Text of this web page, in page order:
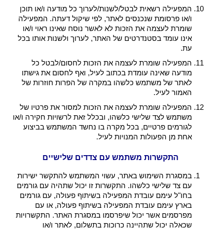
המפעילה רשאית לבטל/לשנות/לערוך כל מודעה ו/או תוכן
ו/או פרסומת שנכנסים לאתר, לפי שיקול דעתה. המפעילה
שומרת לעצמה את הזכות לא לאשר נוסח שאינו ראוי ו/או
אינו עומד בסטנדרטים של האתר, לערוך ולשנות אותו בכל
עת.
המפעילה שומרת לעצמה את הזכות לחסום/לבטל כל
מודעה שאינה עומדת בכתוב לעיל, ואף לחסום את גישתו
לאתר של משתמש כלשהו במקרה של הפרות חוזרות של
האמור לעיל.
המפעילה שומרת לעצמה את הזכות למסור את פרטיו של
משתמש לצד שלישי כלשהו, ובכלל זאת לרשויות חקירה ו/או
לגורמים פרטיים, בכל מקרה בו נחשד המשתמש בביצוע
אחת מן הפעולות המנויות לעיל.
התקשרות משתמש עם צדדים שלישיים
במסגרת השימוש באתר, עשוי המשתמש להתקשר ישירות
עם צד שלישי כלשהו. התקשרות זו יכול שתהיה עם גורמים
בחו"ל עימם עובדת המפעילה בשיתוף פעולה, עם גורמים
בארץ עימם עובדת המפעילה בשיתוף פעולה, או עם
מפרסמים אשר יכול שיפרסמו במסגרת האתר. התקשרויות
שכאלה יכול שתהיינה כרוכות בתשלום, לאתר ו/או